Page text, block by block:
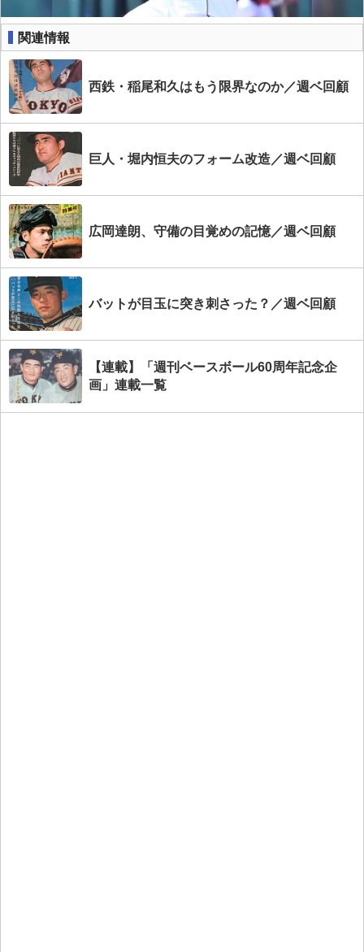
関連情報
西鉄・稲尾和久はもう限界なのか／週ベ回顧
巨人・堀内恒夫のフォーム改造／週ベ回顧
広岡達朗、守備の目覚めの記憶／週ベ回顧
バットが目玉に突き刺さった？／週ベ回顧
【連載】「週刊ベースボール60周年記念企
画」連載一覧